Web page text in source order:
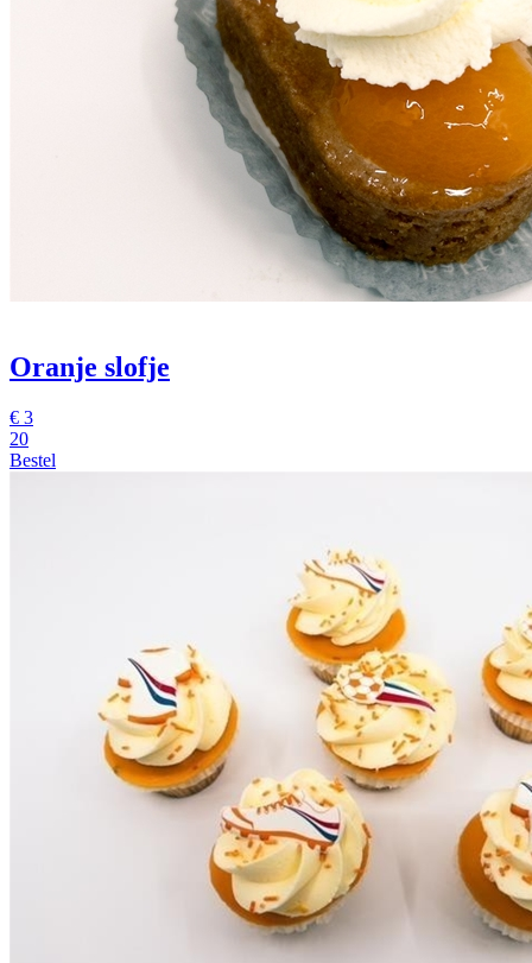
Oranje slofje
€ 3
20
Bestel